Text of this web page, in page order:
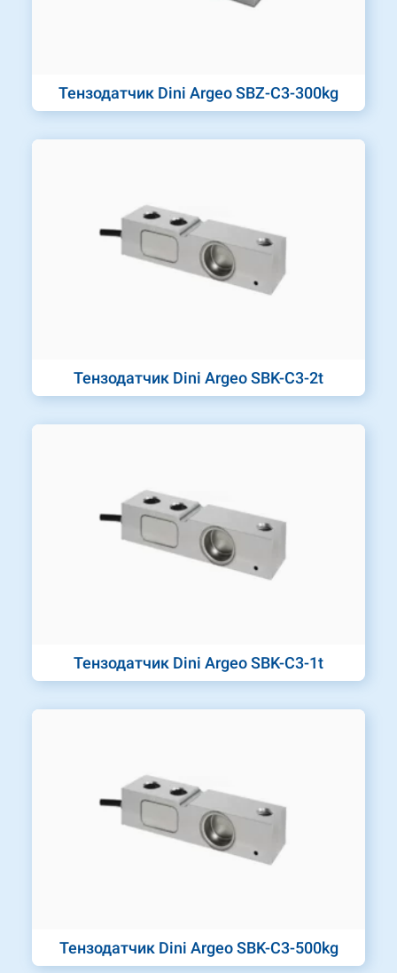
Тензодатчик Dini Argeo SBZ-C3-300kg
Тензодатчик Dini Argeo SBK-C3-2t
Тензодатчик Dini Argeo SBK-C3-1t
Тензодатчик Dini Argeo SBK-C3-500kg